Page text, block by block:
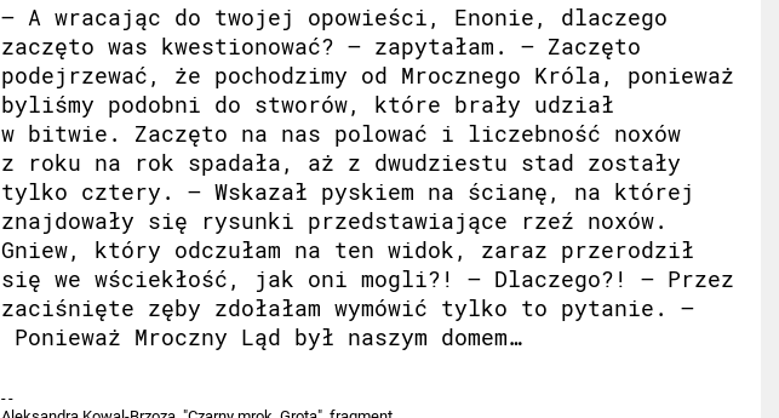
– A wracając do twojej opowieści, Enonie, dlaczego
zaczęto was kwestionować? – zapytałam. – Zaczęto
podejrzewać, że pochodzimy od Mrocznego Króla, ponieważ
byliśmy podobni do stworów, które brały udział
w bitwie. Zaczęto na nas polować i liczebność noxów
z roku na rok spadała, aż z dwudziestu stad zostały
tylko cztery. – Wskazał pyskiem na ścianę, na której
znajdowały się rysunki przedstawiające rzeź noxów.
Gniew, który odczułam na ten widok, zaraz przerodził
się we wściekłość, jak oni mogli?! – Dlaczego?! – Przez
zaciśnięte zęby zdołałam wymówić tylko to pytanie. –
Ponieważ Mroczny Ląd był naszym domem…